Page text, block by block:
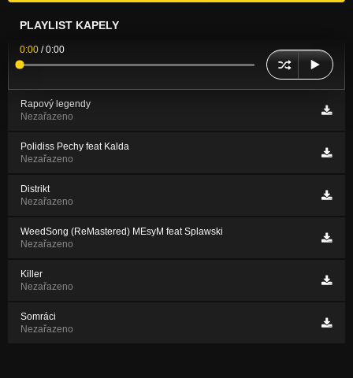
PLAYLIST KAPELY
0:00 /0:00
Rapový legendy
Nezařazeno
Polidiss Pechy feat Kalda
Nezařazeno
Distrikt
Nezařazeno
WeedSong (ReMastered) MEsyM feat Splawski
Nezařazeno
Killer
Nezařazeno
Somráci
Nezařazeno